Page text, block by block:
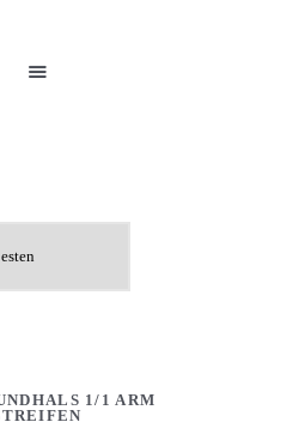
ANFRAGE HINZUFÜGEN
1/1 ARM